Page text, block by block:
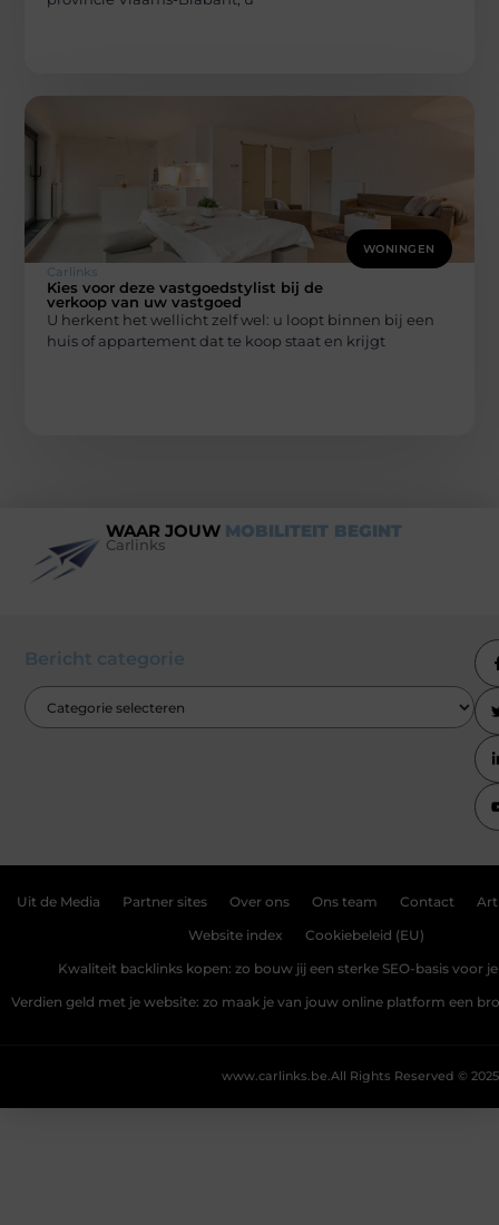
WONINGEN
Carlinks
Kies voor deze vastgoedstylist bij de
verkoop van uw vastgoed
U herkent het wellicht zelf wel: u loopt binnen bij een
huis of appartement dat te koop staat en krijgt
WAAR JOUW MOBILITEIT BEGINT
Carlinks
Bericht categorie
Uit de Media Partner sites Over ons Ons team Contact
Website index Cookiebeleid (EU)
Kwaliteit backlinks kopen: zo bouw jij een sterke SEO-basis voor
Verdien geld met je website: zo maak je van jouw online platform een
All Rights Reserved © 2025
www.carlinks.be.